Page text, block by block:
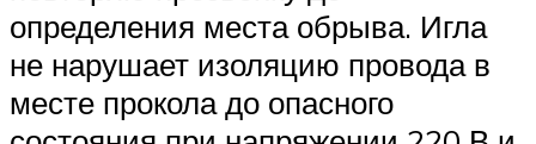
определения места обрыва. Игла
не нарушает изоляцию провода в
месте прокола до опасного